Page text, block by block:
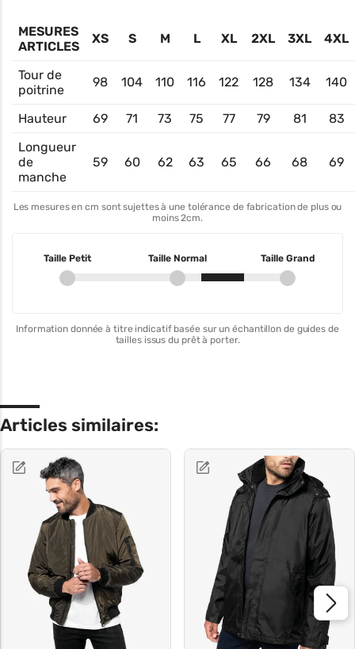
MESURES
ARTICLES
XS S M L XL 2XL 3XL 4XL
Tour de
poitrine
98 104 110 116 122 128 134 140
Hauteur 69 71 73 75 77 79 81
83
Longueur
de
manche
59 60 62 63 65 66 68 69
Les mesures en cm sont sujettes à une tolérance de fabrication de plus ou
moins 2cm.
Taille Petit Taille Normal Taille Grand
Information donnée à titre indicatif basée sur un échantillon de guides de
tailles issus du prêt à porter.
Articles similaires: